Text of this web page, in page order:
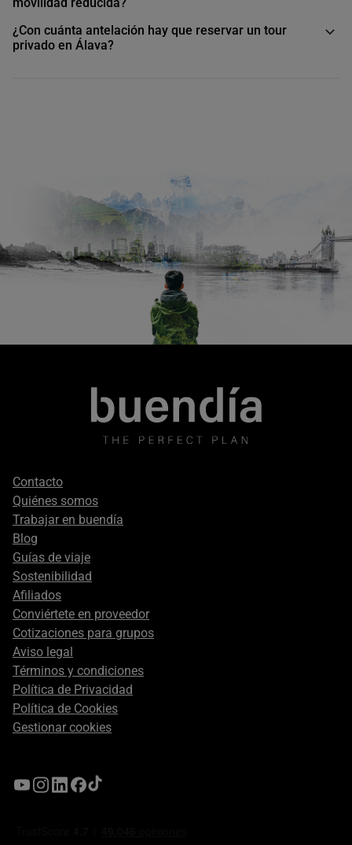
¿Con cuánta antelación hay que reservar un tour
privado en Álava?
Footer
secondary
Contacto
Quiénes somos
Trabajar en buendía
Blog
Guías de viaje
Sostenibilidad
Afiliados
Conviértete en proveedor
Cotizaciones para grupos
Aviso legal
Términos y condiciones
Política de Privacidad
Política de Cookies
Gestionar cookies